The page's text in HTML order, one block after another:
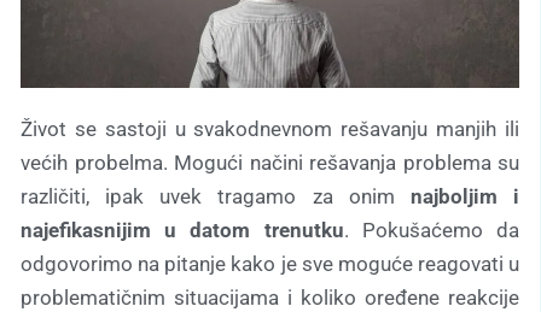
Život se sastoji u svakodnevnom rešavanju manjih ili
većih probelma. Mogući načini rešavanja problema su
različiti, ipak uvek tragamo za onim najboljim i
najefikasnijim u datom trenutku. Pokušaćemo da
odgovorimo na pitanje kako je sve moguće reagovati u
problematičnim situacijama i koliko oređene reakcije